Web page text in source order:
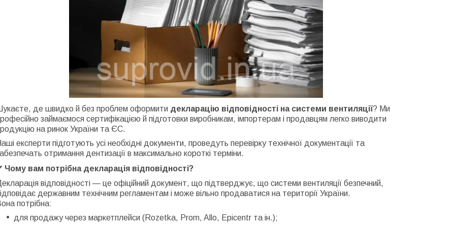
Шукаєте, де швидко й без проблем оформити декларацію відповідності на системи вентиляції? Ми
займаємося сертифікацією й підготовки виробникам, імпортерам і продавцям легко виводити
на ринок України та ЄС.
експерти підготують усі необхідні документи, проведуть перевірку технічної документації та
отримання дентизації в максимально короткі терміни.
Чому вам потрібна декларація відповідності?
відповідності — це офіційний документ, що підтверджує, що системи вентиляції безпечний,
державним технічним регламентам і може вільно продаватися на території України.
потрібна:
для продажу через маркетплейси (Rozetka, Prom, Allo, Epicentr та ін.);